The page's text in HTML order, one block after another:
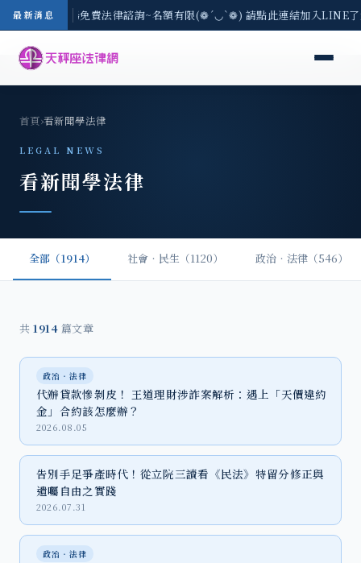
最新消息
-8/3(一) 現場免費法律諮詢~名額有限(❁´◡`❁) 請點此連結加入LINE
首頁›看新聞學法律
LEGAL NEWS
看新聞學法律
全部（1914） 社會‧民生（1120） 政治‧法律（546）
共 1914 篇文章
政治‧法律
代辦貸款慘剝皮！ 王道理財涉詐案解析：遇上「天價違約
金」合約該怎麼辦？
2026.08.05
告別手足爭產時代！從立院三讀看《民法》特留分修正與
遺囑自由之實踐
2026.07.31
政治‧法律